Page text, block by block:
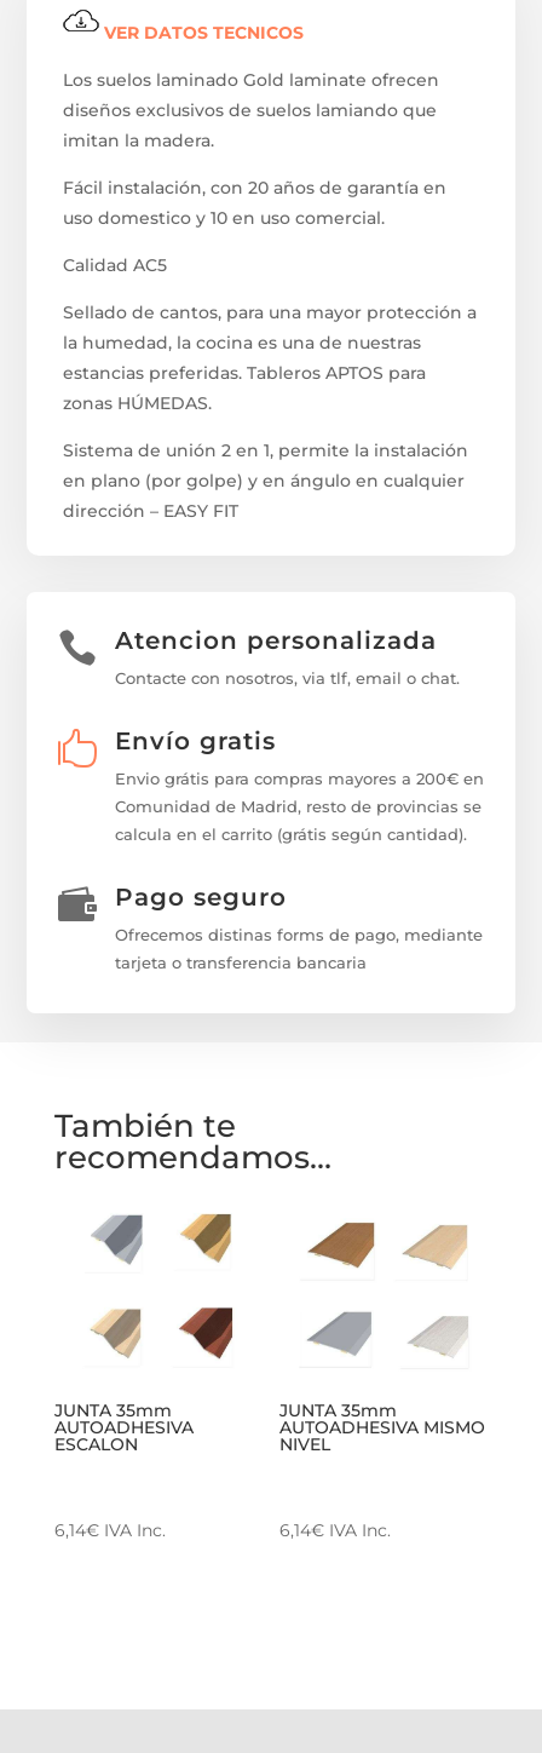
VER DATOS TECNICOS
Los suelos laminado Gold laminate ofrecen
diseños exclusivos de suelos lamiando que
imitan la madera.
Fácil instalación, con 20 años de garantía en
uso domestico y 10 en uso comercial.
Calidad AC5
Sellado de cantos, para una mayor protección a
la humedad, la cocina es una de nuestras
estancias preferidas. Tableros APTOS para
zonas HÚMEDAS.
Sistema de unión 2 en 1, permite la instalación
en plano (por golpe) y en ángulo en cualquier
dirección – EASY FIT
 Atencion personalizada
Contacte con nosotros, via tlf, email o chat.
 Envío gratis
Envio grátis para compras mayores a 200€ en
Comunidad de Madrid, resto de provincias se
calcula en el carrito (grátis según cantidad).
 Pago seguro
Ofrecemos distinas forms de pago, mediante
tarjeta o transferencia bancaria
También te
recomendamos…
JUNTA 35mm
AUTOADHESIVA
ESCALON
6,14€ IVA Inc.
JUNTA 35mm
AUTOADHESIVA MISMO
NIVEL
6,14€ IVA Inc.